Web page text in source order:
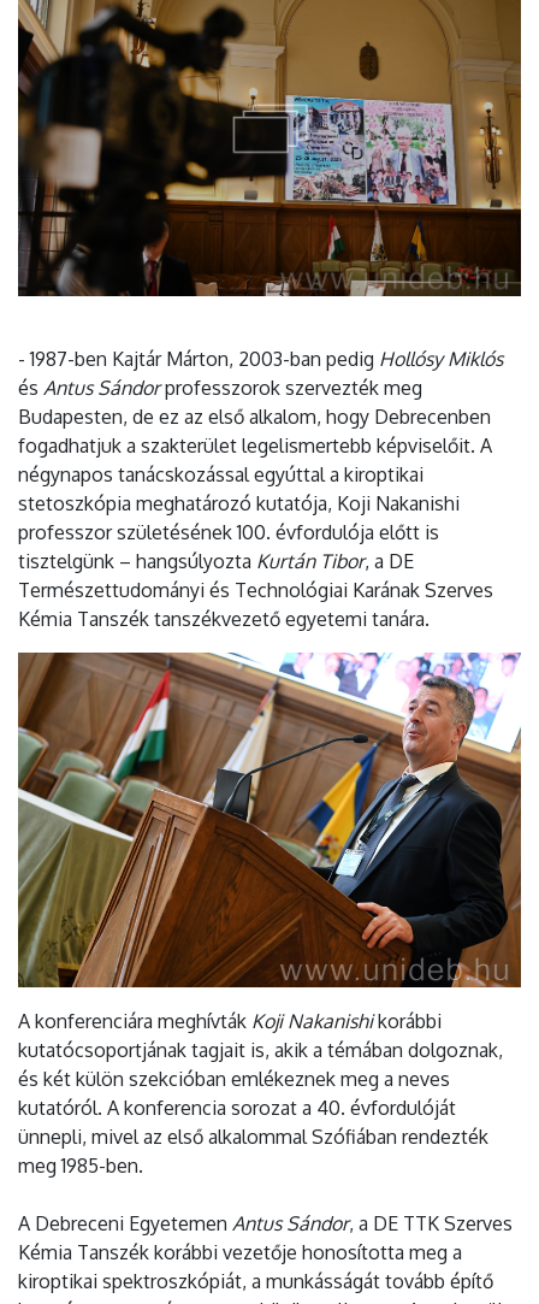
- 1987-ben Kajtár Márton, 2003-ban pedig Hollósy Miklós
és Antus Sándorprofesszorok szervezték meg
Budapesten, de ez az első alkalom, hogy Debrecenben
fogadhatjuk a szakterület legelismertebb képviselőit. A
négynapos tanácskozással egyúttal a kiroptikai
stetoszkópia meghatározó kutatója, Koji Nakanishi
professzor születésének 100. évfordulója előtt is
tisztelgünk – hangsúlyozta Kurtán Tibor, a DE
Természettudományi és Technológiai Karának Szerves
Kémia Tanszék tanszékvezető egyetemi tanára.
A konferenciára meghívták Koji Nakanishikorábbi
kutatócsoportjának tagjait is, akik a témában dolgoznak,
és két külön szekcióban emlékeznek meg a neves
kutatóról. A konferencia sorozat a 40. évfordulóját
ünnepli, mivel az első alkalommal Szófiában rendezték
meg 1985-ben.
A Debreceni Egyetemen Antus Sándor, a DE TTK Szerves
Kémia Tanszék korábbi vezetője honosította meg a
kiroptikai spektroszkópiát, a munkásságát tovább építő